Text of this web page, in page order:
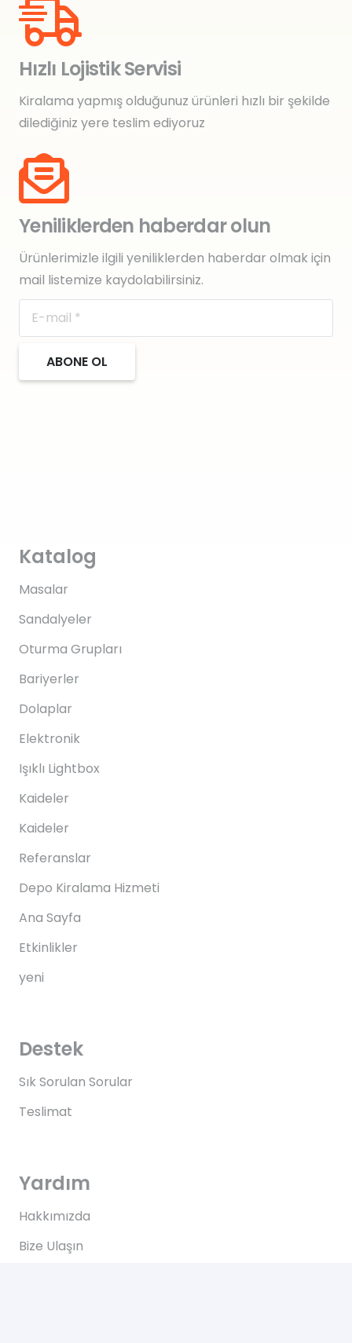
Hızlı Lojistik Servisi
Kiralama yapmış olduğunuz ürünleri hızlı bir şekilde
dilediğiniz yere teslim ediyoruz
Yeniliklerden haberdar olun
Ürünlerimizle ilgili yeniliklerden haberdar olmak için
mail listemize kaydolabilirsiniz.
ABONE OL
Katalog
Masalar
Sandalyeler
Oturma Grupları
Bariyerler
Dolaplar
Elektronik
Işıklı Lightbox
Kaideler
Kaideler
Referanslar
Depo Kiralama Hizmeti
Ana Sayfa
Etkinlikler
yeni
Destek
Sık Sorulan Sorular
Teslimat
Yardım
Hakkımızda
Bize Ulaşın